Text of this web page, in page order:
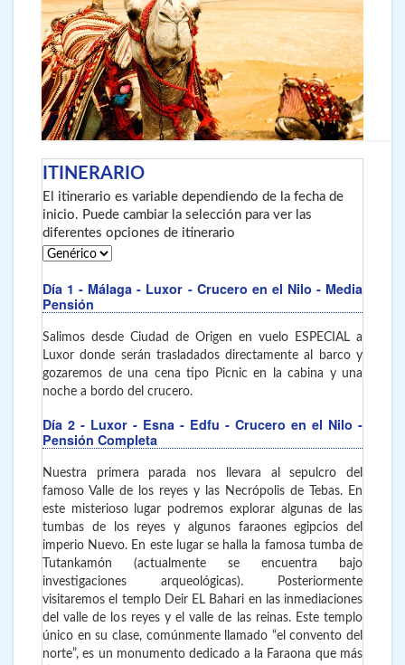
ITINERARIO
El itinerario es variable dependiendo de la fecha de
inicio. Puede cambiar la selección para ver las
diferentes opciones de itinerario
Día 1 - Málaga - Luxor - Crucero en el Nilo - Media
Pensión
Salimos desde Ciudad de Origen en vuelo ESPECIAL a
Luxor donde serán trasladados directamente al barco y
gozaremos de una cena tipo Picnic en la cabina y una
noche a bordo del crucero.
Día 2 - Luxor - Esna - Edfu - Crucero en el Nilo -
Pensión Completa
Nuestra primera parada nos llevara al sepulcro del
famoso Valle de los reyes y las Necrópolis de Tebas. En
este misterioso lugar podremos explorar algunas de las
tumbas de los reyes y algunos faraones egipcios del
imperio Nuevo. En este lugar se halla la famosa tumba de
Tutankamón (actualmente se encuentra bajo
investigaciones arqueológicas). Posteriormente
visitaremos el templo Deir EL Bahari en las inmediaciones
del valle de los reyes y el valle de las reinas. Este templo
único en su clase, comúnmente llamado “el convento del
norte”, es un monumento dedicado a la Faraona que más